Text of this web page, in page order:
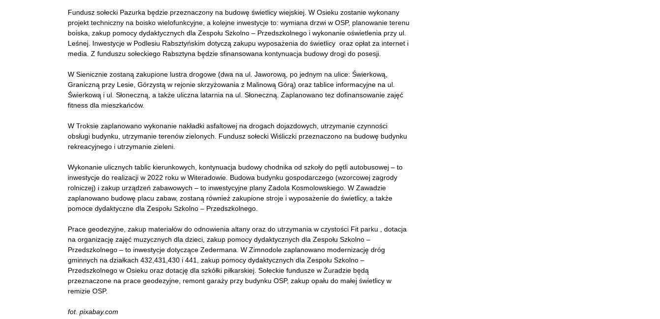
Fundusz sołecki Pazurka będzie przeznaczony na budowę świetlicy wiejskiej. W Osieku zostanie wykonany
projekt techniczny na boisko wielofunkcyjne, a kolejne inwestycje to: wymiana drzwi w OSP, planowanie terenu
boiska, zakup pomocy dydaktycznych dla Zespołu Szkolno – Przedszkolnego i wykonanie oświetlenia przy ul.
Leśnej. Inwestycje w Podlesiu Rabsztyńskim dotyczą zakupu wyposażenia do świetlicy oraz opłat za internet i
media. Z funduszu sołeckiego Rabsztyna będzie sfinansowana kontynuacja budowy drogi do posesji.
W Sienicznie zostaną zakupione lustra drogowe (dwa na ul. Jaworową, po jednym na ulice: Świerkową,
Graniczną przy Lesie, Górzystą w rejonie skrzyżowania z Malinową Górą) oraz tablice informacyjne na ul.
Świerkową i ul. Słoneczną, a także uliczna latarnia na ul. Słoneczną. Zaplanowano tez dofinansowanie zajęć
fitness dla mieszkańców.
W Troksie zaplanowano wykonanie nakładki asfaltowej na drogach dojazdowych, utrzymanie czynności
obsługi budynku, utrzymanie terenów zielonych. Fundusz sołecki Wiśliczki przeznaczono na budowę budynku
rekreacyjnego i utrzymanie zieleni.
Wykonanie ulicznych tablic kierunkowych, kontynuacja budowy chodnika od szkoły do pętli autobusowej – to
inwestycje do realizacji w 2022 roku w Witeradowie. Budowa budynku gospodarczego (wzorcowej zagrody
rolniczej) i zakup urządzeń zabawowych – to inwestycyjne plany Zadola Kosmolowskiego. W Zawadzie
zaplanowano budowę placu zabaw, zostaną również zakupione stroje i wyposażenie do świetlicy, a także
pomoce dydaktyczne dla Zespołu Szkolno – Przedszkolnego.
Prace geodezyjne, zakup materiałów do odnowienia altany oraz do utrzymania w czystości Fit parku , dotacja
na organizację zajęć muzycznych dla dzieci, zakup pomocy dydaktycznych dla Zespołu Szkolno –
Przedszkolnego – to inwestycje dotyczące Zedermana. W Zimnodole zaplanowano modernizację dróg
gminnych na działkach 432,431,430 i 441, zakup pomocy dydaktycznych dla Zespołu Szkolno –
Przedszkolnego w Osieku oraz dotację dla szkółki piłkarskiej. Sołeckie fundusze w Żuradzie będą
przeznaczone na prace geodezyjne, remont garaży przy budynku OSP, zakup opału do małej świetlicy w
remizie OSP.
fot. pixabay.com